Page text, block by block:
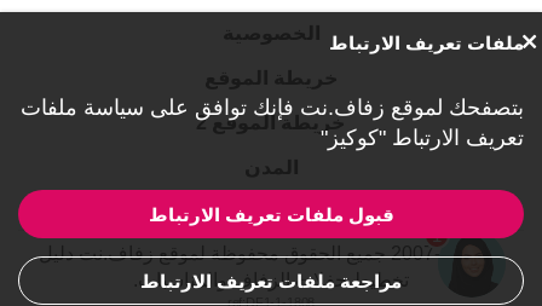
خريطة الموقع 2
© 2007-2026 جميع الحقوق محفوظة لموقع زفاف.نت دليل
تخطيط حفلات الزفاف والمناسبات.
ref:DF1-1-1808
ملفات تعريف الارتباط
بتصفحك لموقع زفاف.نت فإنك توافق على سياسة ملفات
تعريف الارتباط "كوكيز"
قبول ملفات تعريف الارتباط
مراجعة ملفات تعريف الارتباط
1